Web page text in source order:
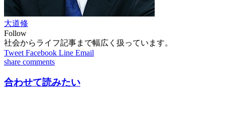
大道修
Follow
社会からライフ記事まで幅広く扱っています。
Tweet Facebook Line Email
share comments
合わせて読みたい